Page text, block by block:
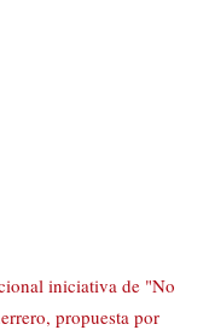
iniciativa de "No
propuesta por